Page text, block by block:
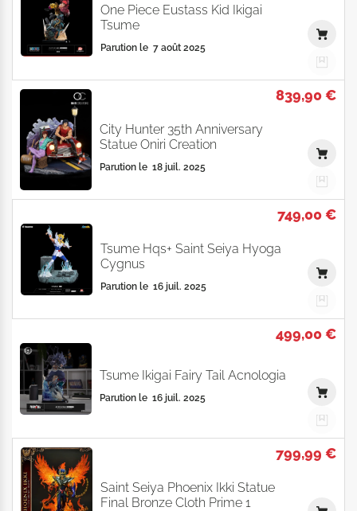
One Piece Eustass Kid Ikigai
Tsume
Parution le 7 août 2025
839,90 €
City Hunter 35th Anniversary
Statue Oniri Creation
Parution le 18 juil. 2025
749,00 €
Tsume Hqs+ Saint Seiya Hyoga
Cygnus
Parution le 16 juil. 2025
499,00 €
Tsume Ikigai Fairy Tail Acnologia
Parution le 16 juil. 2025
799,99 €
Saint Seiya Phoenix Ikki Statue
Final Bronze Cloth Prime 1